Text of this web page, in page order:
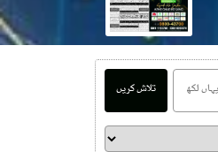
تلاش کریں